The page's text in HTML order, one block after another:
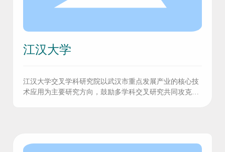
江汉大学
江汉大学交叉学科研究院以武汉市重点发展产业的核心技
术应用为主要研究方向，鼓励多学科交叉研究共同攻克同